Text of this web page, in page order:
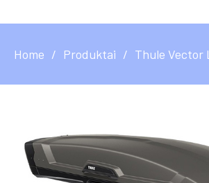
Home Produktai Thule Vector L